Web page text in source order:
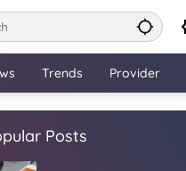
Trends Provider
Posts